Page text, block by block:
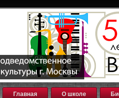
Главная О школе